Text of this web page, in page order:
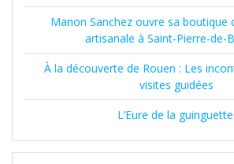
Manon Sanchez ouvre sa boutique
artisanale à Saint-Pierre-de-
À la découverte de Rouen : Les
visites guidées
L’Eure de la guinguette.